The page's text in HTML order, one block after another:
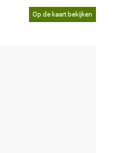
Op de kaart bekijken